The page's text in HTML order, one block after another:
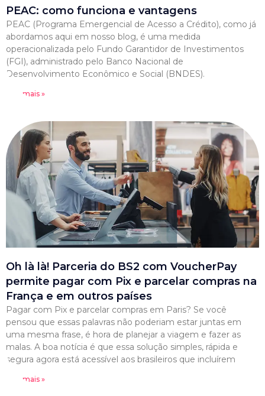
PEAC: como funciona e vantagens
PEAC (Programa Emergencial de Acesso a Crédito), como já
abordamos aqui em nosso blog, é uma medida
operacionalizada pelo Fundo Garantidor de Investimentos
(FGI), administrado pelo Banco Nacional de
Desenvolvimento Econômico e Social (BNDES).
Leia mais »
Oh là là! Parceria do BS2 com VoucherPay
permite pagar com Pix e parcelar compras na
França e em outros países
Pagar com Pix e parcelar compras em Paris? Se você
pensou que essas palavras não poderiam estar juntas em
uma mesma frase, é hora de planejar a viagem e fazer as
malas. A boa notícia é que essa solução simples, rápida e
segura agora está acessível aos brasileiros que incluírem
Leia mais »